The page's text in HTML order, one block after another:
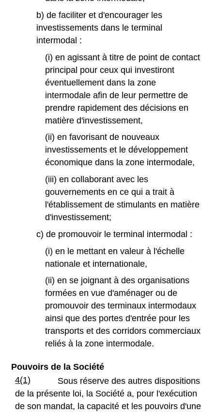
b) de faciliter et d'encourager les
investissements dans le terminal
intermodal :
(i) en agissant à titre de point de contact
principal pour ceux qui investiront
éventuellement dans la zone
intermodale afin de leur permettre de
prendre rapidement des décisions en
matière d'investissement,
(ii) en favorisant de nouveaux
investissements et le développement
économique dans la zone intermodale,
(iii) en collaborant avec les
gouvernements en ce qui a trait à
l'établissement de stimulants en matière
d'investissement;
c) de promouvoir le terminal intermodal :
(i) en le mettant en valeur à l'échelle
nationale et internationale,
(ii) en se joignant à des organisations
formées en vue d'aménager ou de
promouvoir des terminaux intermodaux
ainsi que des portes d'entrée pour les
transports et des corridors commerciaux
reliés à la zone intermodale.
Pouvoirs de la Société
4(1)
Sous réserve des autres dispositions
de la présente loi, la Société a, pour l'exécution
de son mandat, la capacité et les pouvoirs d'une